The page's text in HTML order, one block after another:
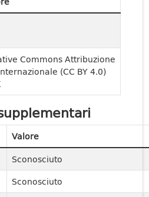
Commons Attribuzione
(CC BY 4.0)
Valore
Sconosciuto
Sconosciuto